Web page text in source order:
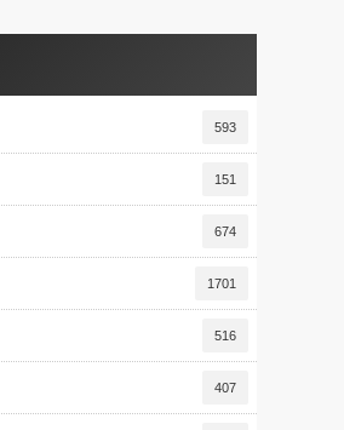
593
151
674
1701
516
407